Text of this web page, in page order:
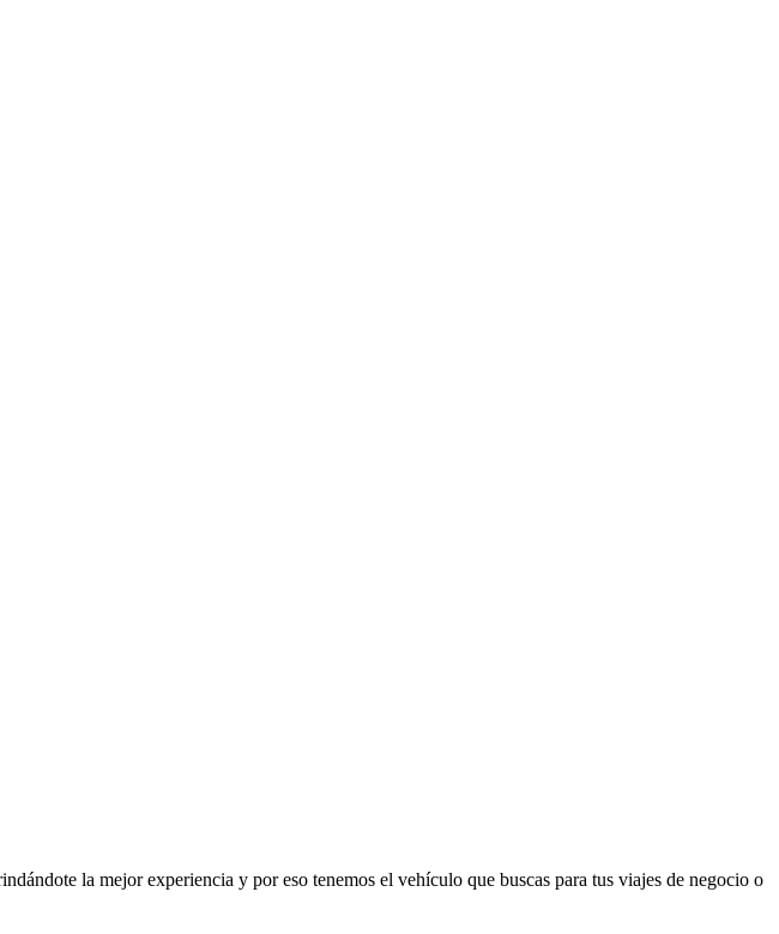
en bogota por dias, alquiler de carros en bogota por horas, alquiler carros de perros bogota,
la mejor experiencia y por eso tenemos el vehículo que buscas para tus viajes de negocio o